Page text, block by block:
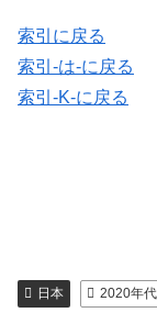
索引に戻る
索引-は-に戻る
索引-K-に戻る
日本 2020年代